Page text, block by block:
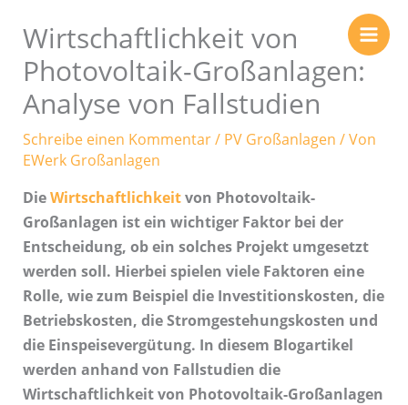
Inhalt
springen
Wirtschaftlichkeit von
Photovoltaik-Großanlagen:
Analyse von Fallstudien
Schreibe einen Kommentar/ PV Großanlagen / Von
EWerk Großanlagen
DieWirtschaftlichkeitvon Photovoltaik-
Großanlagen ist ein wichtiger Faktor bei der
Entscheidung, ob ein solches Projekt umgesetzt
werden soll. Hierbei spielen viele Faktoren eine
Rolle, wie zum Beispiel die Investitionskosten, die
Betriebskosten, die Stromgestehungskosten und
die Einspeisevergütung. In diesem Blogartikel
werden anhand von Fallstudien die
Wirtschaftlichkeit von Photovoltaik-Großanlagen